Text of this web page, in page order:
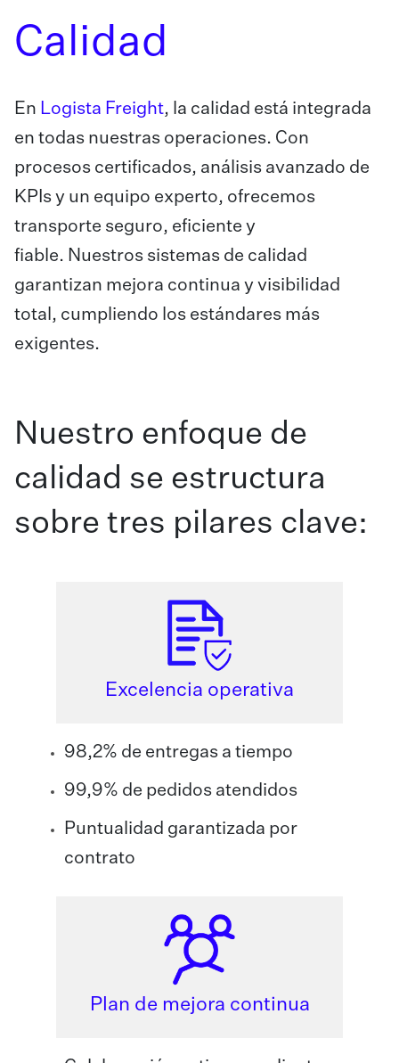
Calidad
En Logista Freight, la calidad está integrada
en todas nuestras operaciones. Con
procesos certificados, análisis avanzado de
KPIs y un equipo experto, ofrecemos
transporte seguro, eficiente y
fiable. Nuestros sistemas de calidad
garantizan mejora continua y visibilidad
total, cumpliendo los estándares más
exigentes.
Nuestro enfoque de
calidad se estructura
sobre tres pilares clave:
Excelencia operativa
98,2% de entregas a tiempo
99,9% de pedidos atendidos
Puntualidad garantizada por
contrato
Plan de mejora continua